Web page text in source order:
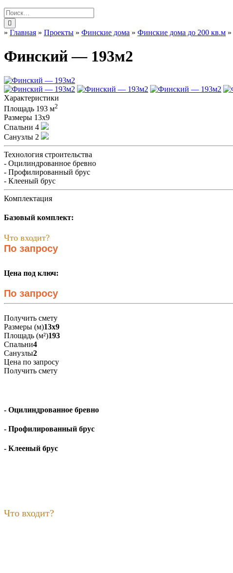
» Главная » Проекты » Финские дома » Финские дома до 200 кв.м »
Финский — 193м2
Характеристики
Площадь 193 м2
Размеры 13х9
Спальни 4
Санузлы 2
Технология строительства
- Оцилиндрованное бревно
- Профилированный брус
- Клееный брус
Комплектация
Базовый комплект:
Что входит?
По запросу
Цена под ключ:
По запросу
Получить смету
Размеры (м)13х9
Площадь (м²)193
Спальни4
Санузлы2
Цена по запросу
Получить смету
- Оцилиндрованное бревно
- Профилированный брус
- Клееный брус
Что входит?